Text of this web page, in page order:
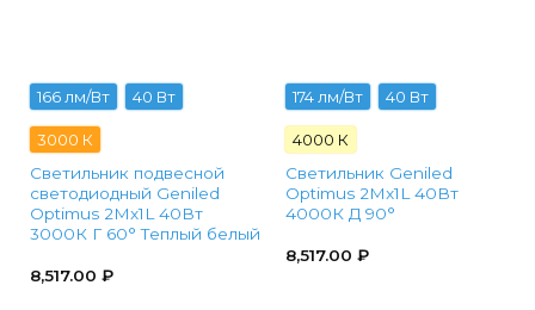
166 лм/Вт 40 Вт
3000 К
Светильник подвесной
светодиодный Geniled
Optimus 2Mx1L 40Вт
3000К Г 60° Теплый белый
8,517.00 ₽
174 лм/Вт 40 Вт
4000 К
Светильник Geniled
Optimus 2Mx1L 40Вт
4000К Д 90°
8,517.00 ₽